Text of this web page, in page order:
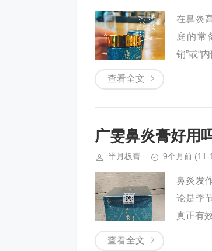
在鼻炎
庭的常
销”或“
查看全文
广雯鼻炎膏好用
半月板膏 9个月前 (11-
鼻炎发
论是季
真正有
查看全文